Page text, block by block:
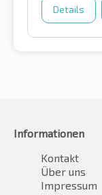
Details
Informationen
Kontakt
Über uns
Impressum